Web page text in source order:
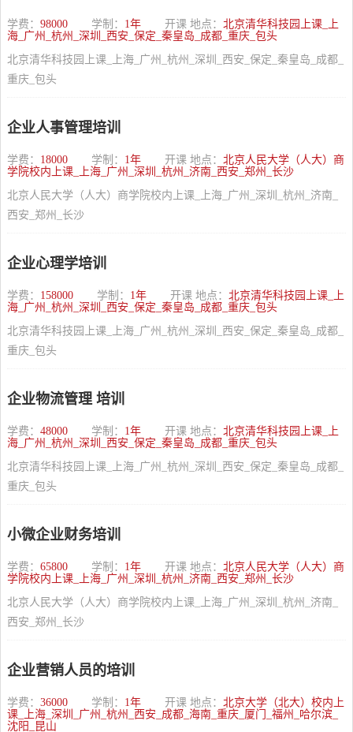
学费： 98000 学制： 1年 开课 地点： 北京清华科技园上课_上
海_广州_杭州_深圳_西安_保定_秦皇岛_成都_重庆_包头
北京清华科技园上课_上海_广州_杭州_深圳_西安_保定_秦皇岛_成都_
重庆_包头
企业人事管理培训
学费： 18000 学制： 1年 开课 地点： 北京人民大学（人大）商
学院校内上课_上海_广州_深圳_杭州_济南_西安_郑州_长沙
北京人民大学（人大）商学院校内上课_上海_广州_深圳_杭州_济南_
西安_郑州_长沙
企业心理学培训
学费： 158000 学制： 1年 开课 地点： 北京清华科技园上课_上
海_广州_杭州_深圳_西安_保定_秦皇岛_成都_重庆_包头
北京清华科技园上课_上海_广州_杭州_深圳_西安_保定_秦皇岛_成都_
重庆_包头
企业物流管理 培训
学费： 48000 学制： 1年 开课 地点： 北京清华科技园上课_上
海_广州_杭州_深圳_西安_保定_秦皇岛_成都_重庆_包头
北京清华科技园上课_上海_广州_杭州_深圳_西安_保定_秦皇岛_成都_
重庆_包头
小微企业财务培训
学费： 65800 学制： 1年 开课 地点： 北京人民大学（人大）商
学院校内上课_上海_广州_深圳_杭州_济南_西安_郑州_长沙
北京人民大学（人大）商学院校内上课_上海_广州_深圳_杭州_济南_
西安_郑州_长沙
企业营销人员的培训
学费： 36000 学制： 1年 开课 地点： 北京大学（北大）校内上
课_上海_深圳_广州_杭州_西安_成都_海南_重庆_厦门_福州_哈尔滨_
沈阳_昆山